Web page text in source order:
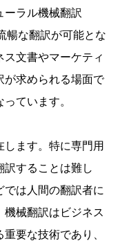
ーラル機械翻訳
暢な翻訳が可能とな
文書やマーケティ
が求められる場面で
ています。
します。特に専門用
訳することは難し
では人間の翻訳者に
機械翻訳はビジネス
要な技術であり、